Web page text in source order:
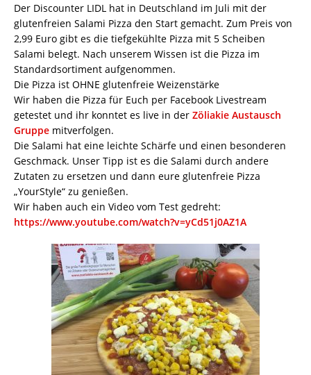
Der Discounter LIDL hat in Deutschland im Juli mit der
glutenfreien Salami Pizza den Start gemacht. Zum Preis von
2,99 Euro gibt es die tiefgekühlte Pizza mit 5 Scheiben
Salami belegt. Nach unserem Wissen ist die Pizza im
Standardsortiment aufgenommen.
Die Pizza ist OHNE glutenfreie Weizenstärke
Wir haben die Pizza für Euch per Facebook Livestream
getestet und ihr konntet es live in der Zöliakie Austausch
Gruppe mitverfolgen.
Die Salami hat eine leichte Schärfe und einen besonderen
Geschmack. Unser Tipp ist es die Salami durch andere
Zutaten zu ersetzen und dann eure glutenfreie Pizza
„YourStyle“ zu genießen.
Wir haben auch ein Video vom Test gedreht:
https://www.youtube.com/watch?v=yCd51j0AZ1A